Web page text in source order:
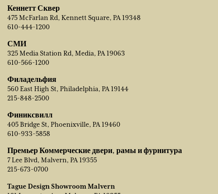
Кеннетт Сквер
475 McFarlan Rd, Kennett Square, PA 19348
610-444-1200
СМИ
325 Media Station Rd, Media, PA 19063
610-566-1200
Филадельфия
560 East High St, Philadelphia, PA 19144
215-848-2500
Финиксвилл
405 Bridge St, Phoenixville, PA 19460
610-933-5858
Премьер Коммерческие двери, рамы и фурнитура
7 Lee Blvd, Malvern, PA 19355
215-673-0700
Tague Design Showroom Malvern